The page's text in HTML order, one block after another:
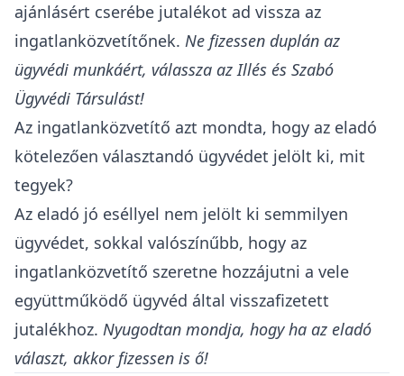
ajánlásért cserébe jutalékot ad vissza az
ingatlanközvetítőnek. Ne fizessen duplán az
ügyvédi munkáért, válassza az Illés és Szabó
Ügyvédi Társulást!
Az ingatlanközvetítő azt mondta, hogy az eladó
kötelezően választandó ügyvédet jelölt ki, mit
tegyek?
Az eladó jó eséllyel nem jelölt ki semmilyen
ügyvédet, sokkal valószínűbb, hogy az
ingatlanközvetítő szeretne hozzájutni a vele
együttműködő ügyvéd által visszafizetett
jutalékhoz. Nyugodtan mondja, hogy ha az eladó
választ, akkor fizessen is ő!